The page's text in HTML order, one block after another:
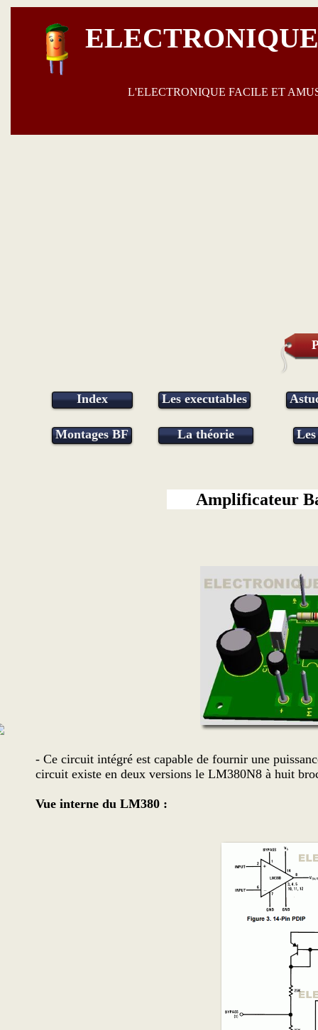
L'ELECTRONIQUE FACILE ET
Index Les executables
Montages BF La théorie
Amplificateur
- Ce circuit intégré est capable de fournir une
circuit existe en deux versions le LM380N8 à huit
Vue interne du LM380 :